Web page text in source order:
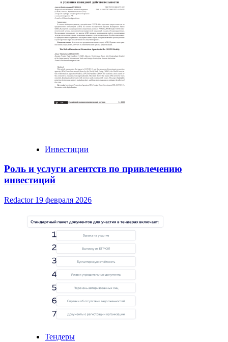
Инвестиции
Роль и услуги агентств по привлечению
инвестиций
Redactor 19 февраля 2026
Тендеры